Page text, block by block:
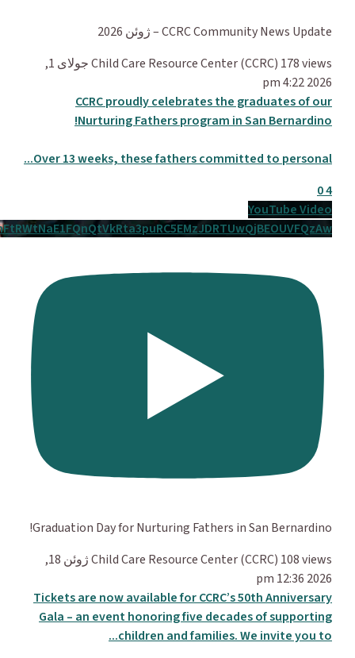
CCRC Community News Update – ژوئن 2026
Child Care Resource Center (CCRC) 178 views
جولای 1,
2026 4:22 pm
CCRC proudly celebrates the graduates of our
Nurturing Fathers program in San Bernardino!
Over 13 weeks, these fathers committed to personal
...
4
0
YouTube Video
Graduation Day for Nurturing Fathers in San Bernardino!
Child Care Resource Center (CCRC) 108 views
ژوئن 18,
2026 12:36 pm
Tickets are now available for CCRC’s 50th Anniversary
Gala – an event honoring five decades of supporting
children and families. We invite you to
...